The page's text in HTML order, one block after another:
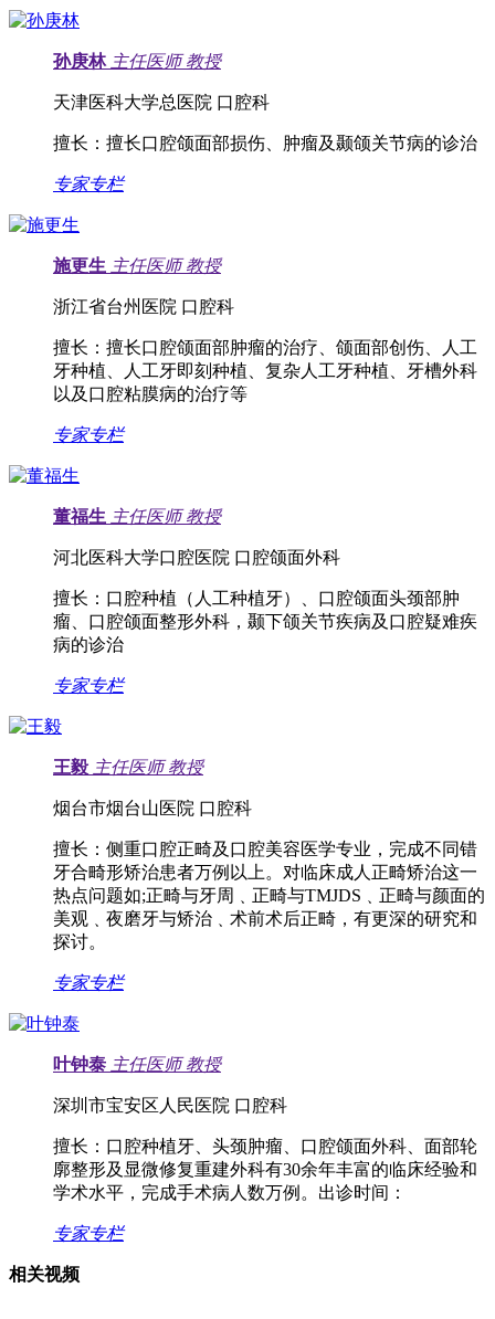
孙庚林 主任医师 教授
天津医科大学总医院 口腔科
擅长： 擅长口腔颌面部损伤、肿瘤及颞颌关节病的诊治
专家专栏
施更生 主任医师 教授
浙江省台州医院 口腔科
擅长： 擅长口腔颌面部肿瘤的治疗、颌面部创伤、人工
牙种植、人工牙即刻种植、复杂人工牙种植、牙槽外科
以及口腔粘膜病的治疗等
专家专栏
董福生 主任医师 教授
河北医科大学口腔医院 口腔颌面外科
擅长： 口腔种植（人工种植牙）、口腔颌面头颈部肿
瘤、口腔颌面整形外科，颞下颌关节疾病及口腔疑难疾
病的诊治
专家专栏
王毅 主任医师 教授
烟台市烟台山医院 口腔科
擅长： 侧重口腔正畸及口腔美容医学专业，完成不同错
牙合畸形矫治患者万例以上。对临床成人正畸矫治这一
热点问题如;正畸与牙周﹑正畸与TMJDS﹑正畸与颜面的
美观﹑夜磨牙与矫治﹑术前术后正畸，有更深的研究和
探讨。
专家专栏
叶钟泰 主任医师 教授
深圳市宝安区人民医院 口腔科
擅长： 口腔种植牙、头颈肿瘤、口腔颌面外科、面部轮
廓整形及显微修复重建外科有30余年丰富的临床经验和
学术水平，完成手术病人数万例。出诊时间：
专家专栏
相关视频